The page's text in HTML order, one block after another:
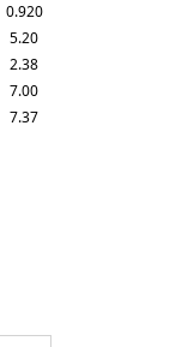
0.920
5.20
2.38
7.00
7.37